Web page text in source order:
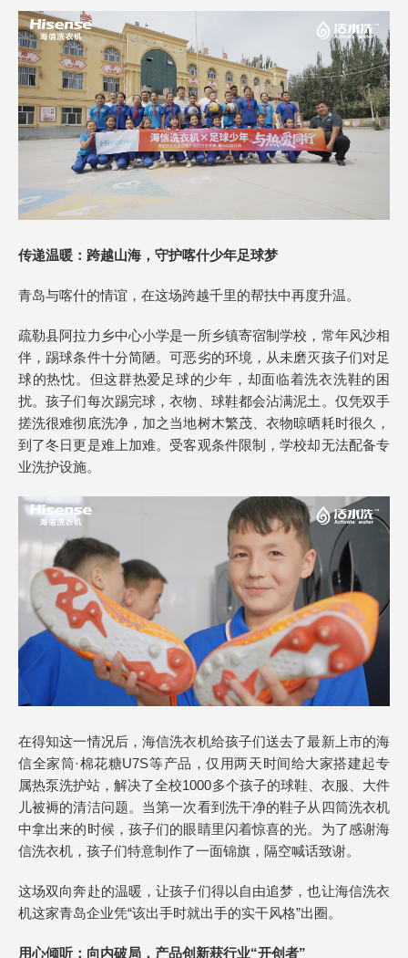
传递温暖：跨越山海，守护喀什少年足球梦
青岛与喀什的情谊，在这场跨越千里的帮扶中再度升温。
疏勒县阿拉力乡中心小学是一所乡镇寄宿制学校，常年风沙相
伴，踢球条件十分简陋。可恶劣的环境，从未磨灭孩子们对足
球的热忱。但这群热爱足球的少年，却面临着洗衣洗鞋的困
扰。孩子们每次踢完球，衣物、球鞋都会沾满泥土。仅凭双手
搓洗很难彻底洗净，加之当地树木繁茂、衣物晾晒耗时很久，
到了冬日更是难上加难。受客观条件限制，学校却无法配备专
业洗护设施。
在得知这一情况后，海信洗衣机给孩子们送去了最新上市的海
信全家筒·棉花糖U7S等产品，仅用两天时间给大家搭建起专
属热泵洗护站，解决了全校1000多个孩子的球鞋、衣服、大件
儿被褥的清洁问题。当第一次看到洗干净的鞋子从四筒洗衣机
中拿出来的时候，孩子们的眼睛里闪着惊喜的光。为了感谢海
信洗衣机，孩子们特意制作了一面锦旗，隔空喊话致谢。
这场双向奔赴的温暖，让孩子们得以自由追梦，也让海信洗衣
机这家青岛企业凭“该出手时就出手的实干风格”出圈。
用心倾听：向内破局，产品创新获行业“开创者”